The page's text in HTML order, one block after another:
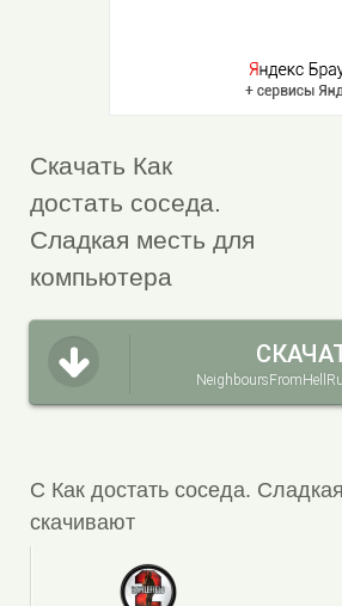
Скачать Как
достать соседа.
Сладкая месть для
компьютера
С Как достать соседа.
скачивают